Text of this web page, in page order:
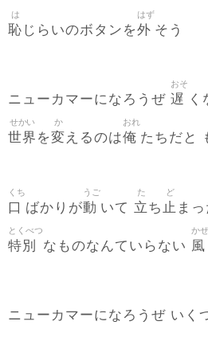
恥
は
じらいのボタンを外
はず
そう
ニューカマーになろうぜ 遅
おそ
く
世界
せかい
を変
か
えるのは俺
おれ
たちだと
口
くち
ばかりが動
うご
いて 立
た
ち 止
ど
ま
特別
とくべつ
なものなんていらない 風
かぜ
ニューカマーになろうぜ いく